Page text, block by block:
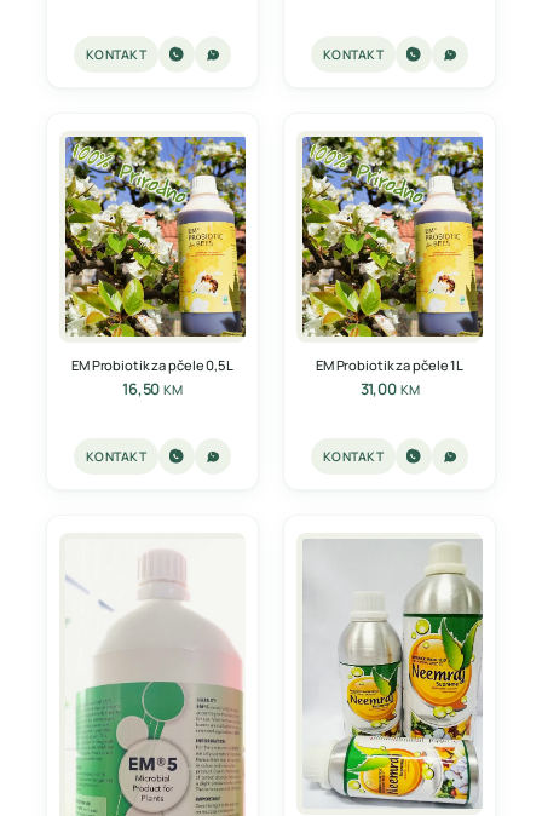
KONTAKT KONTAKT
EM Probiotik za pčele 0,5L
16,50KM
KONTAKT
EM Probiotik za pčele 1L
31,00 KM
KONTAKT